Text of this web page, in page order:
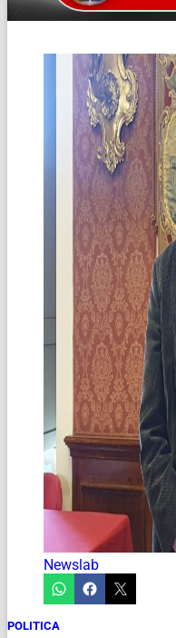
Newslab
POLITICA